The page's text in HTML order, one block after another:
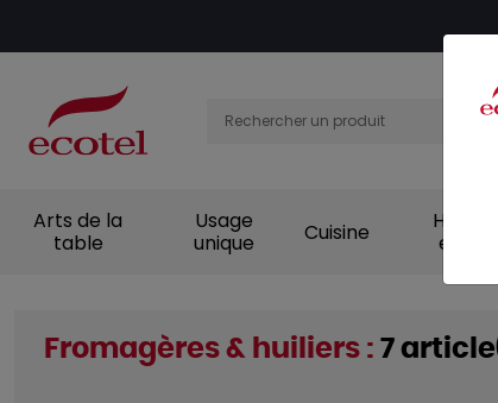
Arts de la
table
Usage
unique
Cuisine
Fromagères & huiliers : 7